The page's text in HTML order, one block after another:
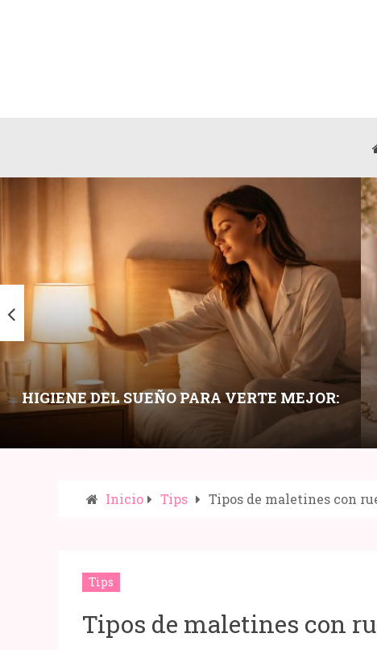
HIGIENE DEL SUEÑO PARA VERTE MEJOR:
HÁBITOS NOCTURNOS QUE MEJORAN PIEL,
OJERAS Y ENERGÍA
Inicio Tips Tipos de maletines con
Tips
Tipos de maletines con